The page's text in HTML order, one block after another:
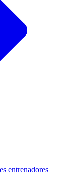
entrenadores